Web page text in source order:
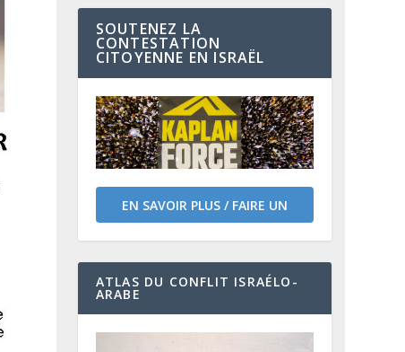
SOUTENEZ LA
CONTESTATION
CITOYENNE EN ISRAËL
EN SAVOIR PLUS / FAIRE UN
DON
ATLAS DU CONFLIT ISRAÉLO-
ARABE